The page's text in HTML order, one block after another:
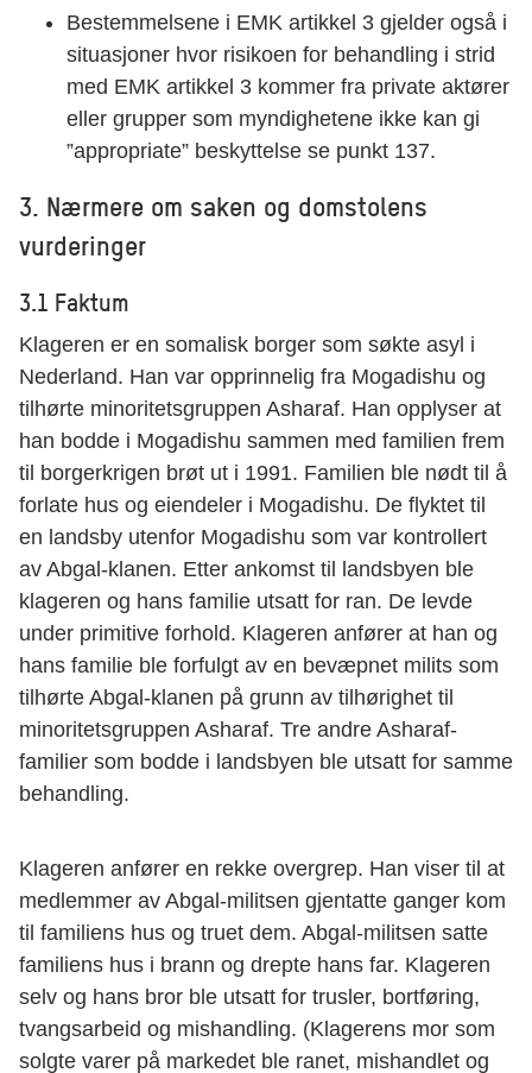
Bestemmelsene i EMK artikkel 3 gjelder også i
situasjoner hvor risikoen for behandling i strid
med EMK artikkel 3 kommer fra private aktører
eller grupper som myndighetene ikke kan gi
”appropriate” beskyttelse se punkt 137.
3. Nærmere om saken og domstolens
vurderinger
3.1 Faktum
Klageren er en somalisk borger som søkte asyl i
Nederland. Han var opprinnelig fra Mogadishu og
tilhørte minoritetsgruppen Asharaf. Han opplyser at
han bodde i Mogadishu sammen med familien frem
til borgerkrigen brøt ut i 1991. Familien ble nødt til å
forlate hus og eiendeler i Mogadishu. De flyktet til
en landsby utenfor Mogadishu som var kontrollert
av Abgal-klanen. Etter ankomst til landsbyen ble
klageren og hans familie utsatt for ran. De levde
under primitive forhold. Klageren anfører at han og
hans familie ble forfulgt av en bevæpnet milits som
tilhørte Abgal-klanen på grunn av tilhørighet til
minoritetsgruppen Asharaf. Tre andre Asharaf-
familier som bodde i landsbyen ble utsatt for samme
behandling.
Klageren anfører en rekke overgrep. Han viser til at
medlemmer av Abgal-militsen gjentatte ganger kom
til familiens hus og truet dem. Abgal-militsen satte
familiens hus i brann og drepte hans far. Klageren
selv og hans bror ble utsatt for trusler, bortføring,
tvangsarbeid og mishandling. (Klagerens mor som
solgte varer på markedet ble ranet, mishandlet og